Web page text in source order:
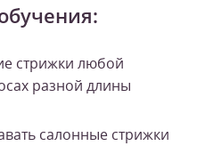
стрижки любой
разной длины
салонные стрижки